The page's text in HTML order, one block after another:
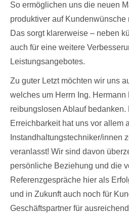
So ermöglichen uns die neuen
produktiver auf Kundenwünsche
Das sorgt klarerweise – neben
auch für eine weitere
Leistungsangebotes.
Zu guter Letzt möchten wir uns
welches um Herrn Ing. Hermann
reibungslosen Ablauf bedanken.
Erreichbarkeit hat uns vor allem
Instandhaltungstechniker/innen
veranlasst! Wir sind davon
persönliche Beziehung und die
Referenzgespräche hier als
und in Zukunft auch noch für
Geschäftspartner für